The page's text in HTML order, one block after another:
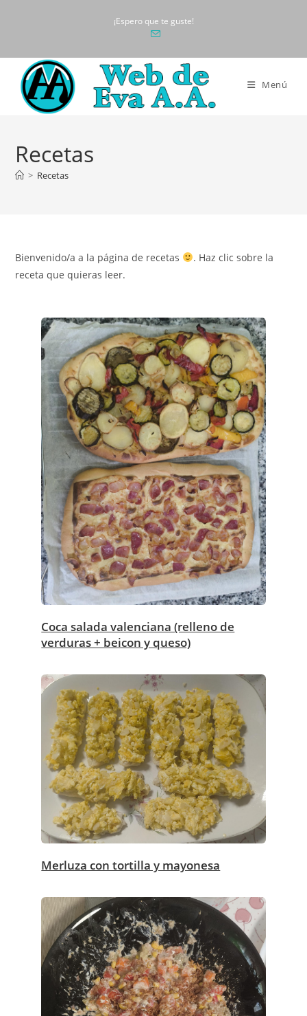
¡Espero que te guste!
Menú
Recetas
> Recetas
Bienvenido/a a la página de recetas
. Haz clic sobre la
receta que quieras leer.
Coca salada valenciana (relleno de
verduras + beicon y queso)
Merluza con tortilla y mayonesa